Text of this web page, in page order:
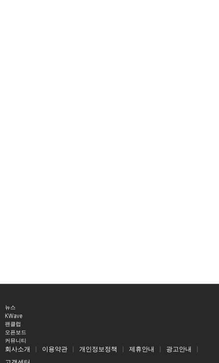
뉴스
KWave
팬클럽
오픈보드
커뮤니티
회사소개 이용약관 개인정보정책 제휴안내
광고안내